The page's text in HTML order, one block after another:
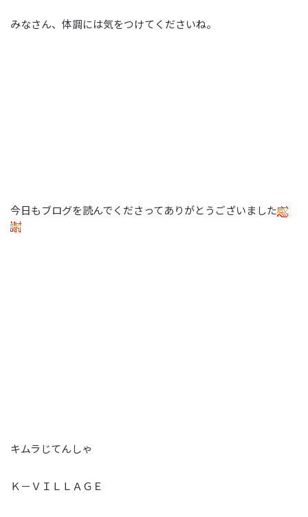
みなさん、体調には気をつけてくださいね。
今日もブログを読んでくださってありがとうございました
キムラじてんしゃ
Ｋ－ＶＩＬＬＡＧＥ